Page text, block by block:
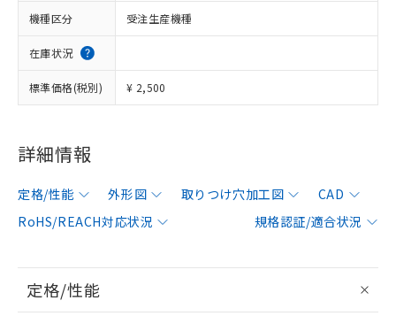
機種区分 受注生産機種
在庫状況
標準価格(税別) ¥ 2,500
詳細情報
定格/性能 外形図 取りつけ穴加工図
CAD
RoHS/REACH対応状況
規格認証/適合状況
定格/性能